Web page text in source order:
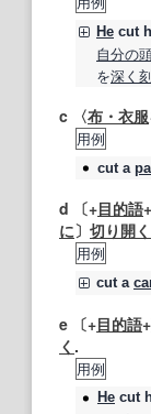
He cut
自分の
を深く
c 〈布・衣服
用例
cuta
d 〔+目的語
に〕 切り開く
用例
cuta
e 〔+目的語+
く .
用例
He cut